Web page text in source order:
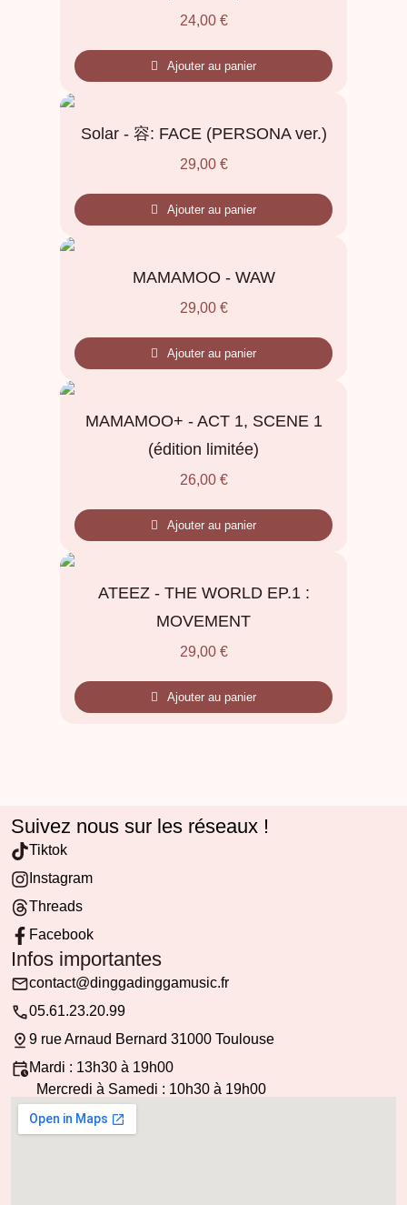
24,00 €
Ajouter au panier
Solar - 容: FACE (PERSONA ver.)
29,00 €
Ajouter au panier
MAMAMOO - WAW
29,00 €
Ajouter au panier
MAMAMOO+ - ACT 1, SCENE 1
(édition limitée)
26,00 €
Ajouter au panier
ATEEZ - THE WORLD EP.1 :
MOVEMENT
29,00 €
Ajouter au panier
Suivez nous sur les réseaux !
Tiktok
Instagram
Threads
Facebook
Infos importantes
contact@dinggadinggamusic.fr
05.61.23.20.99
9 rue Arnaud Bernard 31000 Toulouse
Mardi : 13h30 à 19h00
Mercredi à Samedi : 10h30 à 19h00